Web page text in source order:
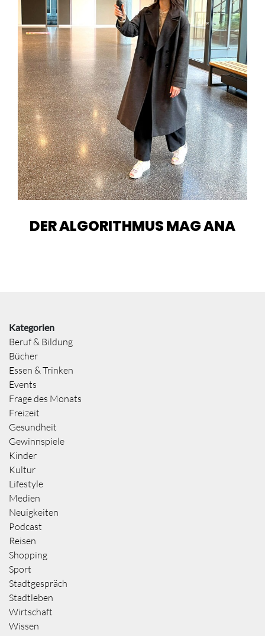
DER ALGORITHMUS MAG ANA
Kategorien
Beruf & Bildung
Bücher
Essen & Trinken
Events
Frage des Monats
Freizeit
Gesundheit
Gewinnspiele
Kinder
Kultur
Lifestyle
Medien
Neuigkeiten
Podcast
Reisen
Shopping
Sport
Stadtgespräch
Stadtleben
Wirtschaft
Wissen